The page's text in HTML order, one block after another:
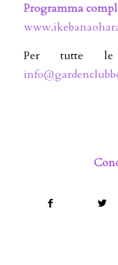
Programma
Per tutte le